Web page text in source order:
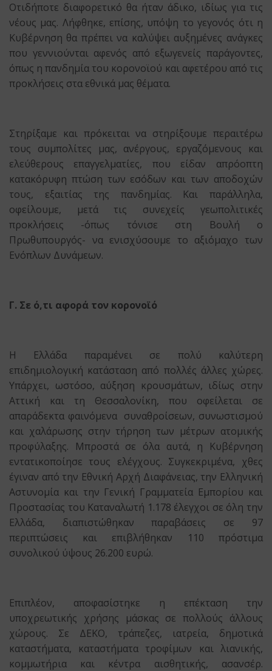
Οτιδήποτε διαφορετικό θα ήταν άδικο, ιδίως για τις
νέους μας. Λήφθηκε, επίσης, υπόψη το γεγονός ότι η
Κυβέρνηση θα πρέπει να καλύψει αυξημένες ανάγκες
που γεννιούνται αφενός από εξωγενείς παράγοντες,
όπως η πανδημία του κορονοϊού και αφετέρου από τις
προκλήσεις στα εθνικά μας θέματα.
Στηρίξαμε και πρόκειται να στηρίξουμε περαιτέρω
τους συμπολίτες μας, ανέργους, εργαζόμενους και
ελεύθερους επαγγελματίες, που είδαν απρόοπτη
κατακόρυφη πτώση των εσόδων και των αποδοχών
τους, εξαιτίας της πανδημίας. Και παράλληλα,
οφείλουμε, μετά τις συνεχείς γεωπολιτικές
προκλήσεις -όπως τόνισε στη Βουλή ο
Πρωθυπουργός- να ενισχύσουμε το αξιόμαχο των
Ενόπλων Δυνάμεων.
Γ. Σε ό,τι αφορά τον κορονοϊό
Η Ελλάδα παραμένει σε πολύ καλύτερη
επιδημιολογική κατάσταση από πολλές άλλες χώρες.
Υπάρχει, ωστόσο, αύξηση κρουσμάτων, ιδίως στην
Αττική και τη Θεσσαλονίκη, που οφείλεται σε
απαράδεκτα φαινόμενα συναθροίσεων, συνωστισμού
και χαλάρωσης στην τήρηση των μέτρων ατομικής
προφύλαξης. Μπροστά σε όλα αυτά, η Κυβέρνηση
εντατικοποίησε τους ελέγχους. Συγκεκριμένα, χθες
έγιναν από την Εθνική Αρχή Διαφάνειας, την Ελληνική
Αστυνομία και την Γενική Γραμματεία Εμπορίου και
Προστασίας του Καταναλωτή 1.178 έλεγχοι σε όλη την
Ελλάδα, διαπιστώθηκαν παραβάσεις σε 97
περιπτώσεις και επιβλήθηκαν 110 πρόστιμα
συνολικού ύψους 26.200 ευρώ.
Επιπλέον, αποφασίστηκε η επέκταση την
υποχρεωτικής χρήσης μάσκας σε πολλούς άλλους
χώρους. Σε ΔΕΚΟ, τράπεζες, ιατρεία, δημοτικά
καταστήματα, καταστήματα τροφίμων και λιανικής,
κομμωτήρια και κέντρα αισθητικής, ασανσέρ.